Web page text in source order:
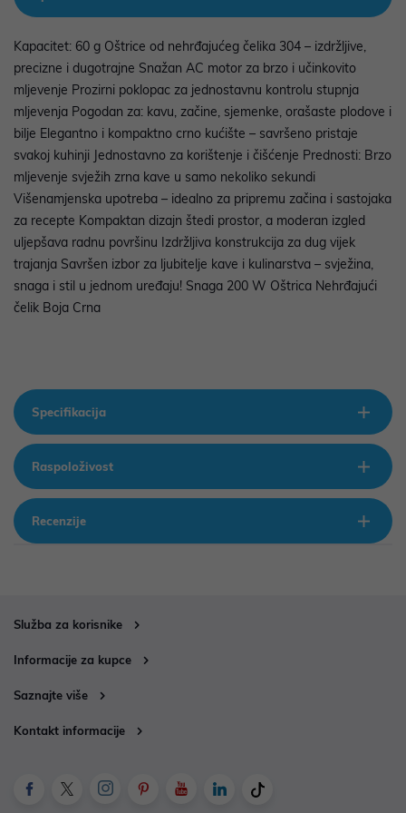
Kapacitet: 60 g Oštrice od nehrđajućeg čelika 304 – izdržljive,
precizne i dugotrajne Snažan AC motor za brzo i učinkovito
mljevenje Prozirni poklopac za jednostavnu kontrolu stupnja
mljevenja Pogodan za: kavu, začine, sjemenke, orašaste plodove i
bilje Elegantno i kompaktno crno kućište – savršeno pristaje
svakoj kuhinji Jednostavno za korištenje i čišćenje Prednosti: Brzo
mljevenje svježih zrna kave u samo nekoliko sekundi
Višenamjenska upotreba – idealno za pripremu začina i sastojaka
za recepte Kompaktan dizajn štedi prostor, a moderan izgled
uljepšava radnu površinu Izdržljiva konstrukcija za dug vijek
trajanja Savršen izbor za ljubitelje kave i kulinarstva – svježina,
snaga i stil u jednom uređaju! Snaga 200 W Oštrica Nehrđajući
čelik Boja Crna
Specifikacija
Raspoloživost
Recenzije
Služba za korisnike
Informacije za kupce
Saznajte više
Kontakt informacije